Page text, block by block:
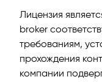
Лицензия
broker
требованиям,
прохождения
компании